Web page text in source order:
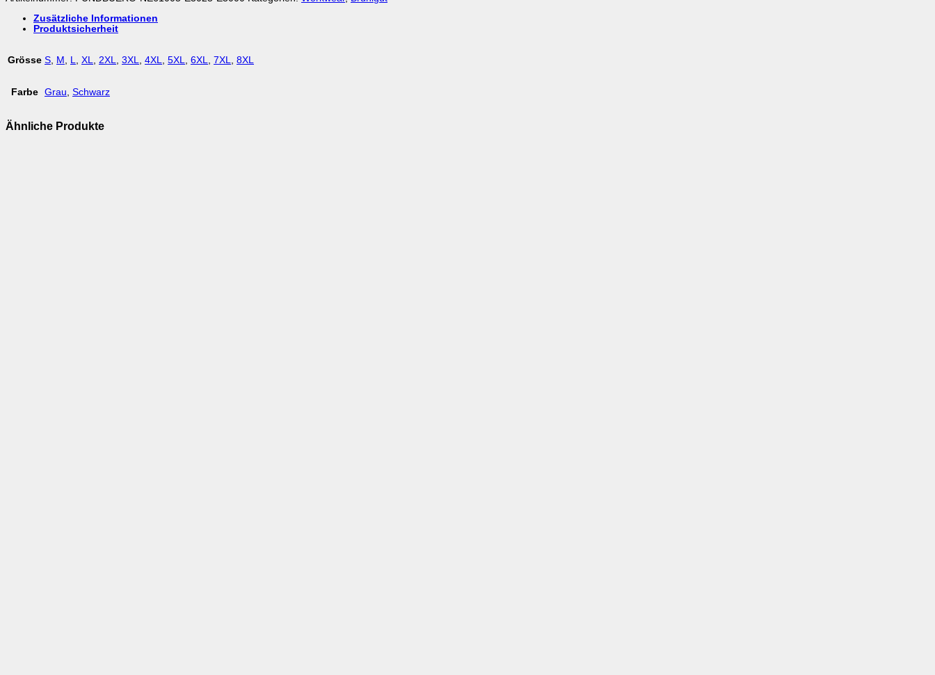
Zusätzliche Informationen
Produktsicherheit
Grösse S, M , L, XL, 2XL, 3XL, 4XL, 5XL, 6XL, 7XL, 8XL
Farbe Grau, Schwarz
Ähnliche Produkte